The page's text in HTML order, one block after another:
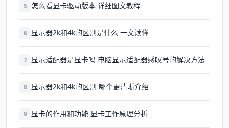
5 怎么看显卡驱动版本 详细图文教程
6 显示器2k和4k的区别是什么 一文读懂
7 显示适配器是显卡吗 电脑显示适配器感叹号的解决方法
8 显示器2k和4k的区别 哪个更清晰介绍
9 显卡的作用和功能 显卡工作原理分析